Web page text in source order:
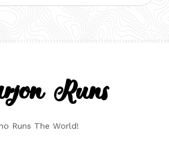
Runs
Runs The World!